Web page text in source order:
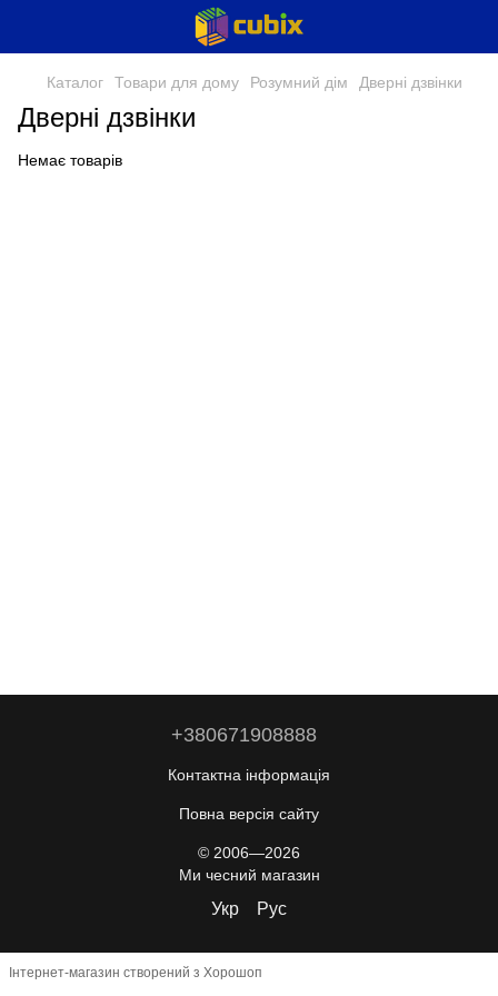
Каталог Товари для дому Розумний дім Дверні дзвінки
Дверні дзвінки
Немає товарів
+380671908888
Контактна інформація
Повна версія сайту
© 2006—2026
Ми чесний магазин
Укр Рус
Інтернет-магазин створений з Хорошоп